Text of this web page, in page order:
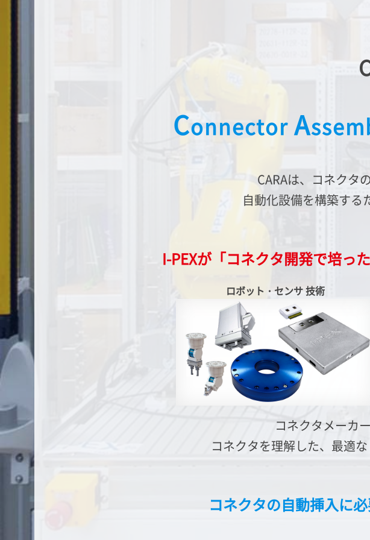
Connector A
CARAは、 コネクタ
自動化設備を構築する
I-PEXが「コネクタ開発で培っ
ロボット・センサ技術
コネクタメーカ
コネクタを理解した、最適な
コネクタの自動挿入に